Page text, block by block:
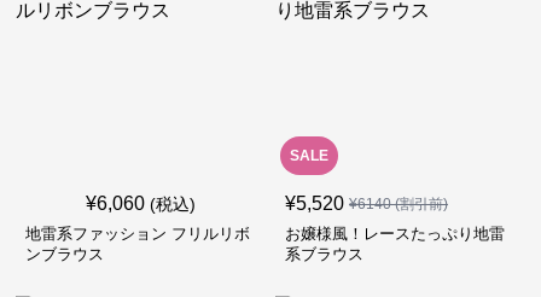
¥6,060 (税込)
地雷系ファッション フリルリボ
ンブラウス
SALE
¥5,520 ¥6140(割引前)
お嬢様風！レースたっぷり地雷
系ブラウス